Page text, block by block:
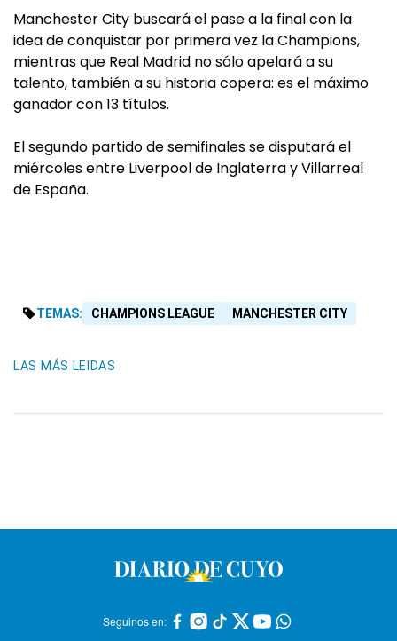
Manchester City buscará el pase a la final con la
idea de conquistar por primera vez la Champions,
mientras que Real Madrid no sólo apelará a su
talento, también a su historia copera: es el máximo
ganador con 13 títulos.
El segundo partido de semifinales se disputará el
miércoles entre Liverpool de Inglaterra y Villarreal
de España.
TEMAS: CHAMPIONS LEAGUE MANCHESTER CITY
LAS MÁS LEIDAS
Seguinos en: